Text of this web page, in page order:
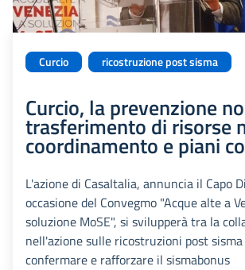
Curcio ricostruzione post sisma
Curcio, la prevenzione
trasferimento di risorse
coordinamento e piani
L'azione di CasaItalia, annuncia il Capo
occasione del Convegmo "Acque alte a
soluzione MoSE", si svilupperà tra la
nell'azione sulle ricostruzioni post
confermare e rafforzare il sismabonus